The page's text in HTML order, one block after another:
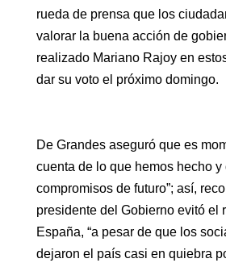
rueda de prensa que los
valorar la buena acción de
realizado Mariano Rajoy en
dar su voto el próximo domingo.
De Grandes aseguró que es
cuenta de lo que hemos hecho y
compromisos de futuro”; así,
presidente del Gobierno evitó el
España, “a pesar de que los
dejaron el país casi en quiebra